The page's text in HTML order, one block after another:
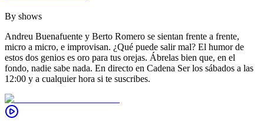
By shows
Andreu Buenafuente y Berto Romero se sientan frente a frente,
micro a micro, e improvisan. ¿Qué puede salir mal? El humor de
estos dos genios es oro para tus orejas. Ábrelas bien que, en el
fondo, nadie sabe nada. En directo en Cadena Ser los sábados a las
12:00 y a cualquier hora si te suscribes.